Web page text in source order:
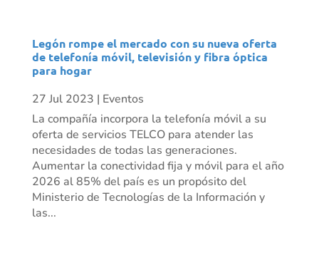
Legón rompe el mercado con su nueva oferta
de telefonía móvil, televisión y fibra óptica
para hogar
27 Jul 2023 | Eventos
La compañía incorpora la telefonía móvil a su
oferta de servicios TELCO para atender las
necesidades de todas las generaciones.
Aumentar la conectividad fija y móvil para el año
2026 al 85% del país es un propósito del
Ministerio de Tecnologías de la Información y
las...